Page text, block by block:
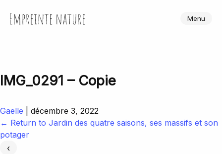
Empreinte Nature Menu
IMG_0291 – Copie
Gaelle
décembre 3, 2022
← Return to Jardin des quatre saisons, ses massifs et son
potager
‹